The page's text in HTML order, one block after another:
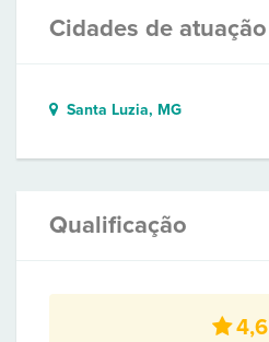
Cidades de atuação
Santa Luzia, MG
Qualificação
4,6